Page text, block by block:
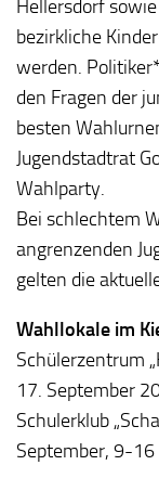
Hellersdorf
bezirkliche
werden.
den Fragen der
besten
Jugendstadtrat
Wahlparty.
Bei schlechtem
angrenzenden
gelten die
Wahllokale im
Schülerzentrum
17. September
Schulerklub
September, 9-